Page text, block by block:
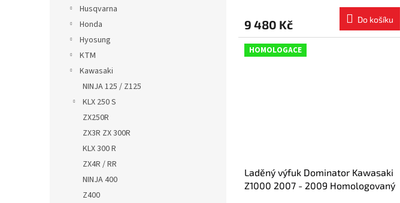
Husqvarna
Honda
Hyosung
KTM
Kawasaki
NINJA 125 / Z125
KLX 250 S
ZX250R
ZX3R ZX 300R
KLX 300 R
ZX4R / RR
NINJA 400
Z400
9 480 Kč Do košíku
HOMOLOGACE
Laděný výfuk Dominator Kawasaki
Z1000 2007 - 2009 Homologovaný